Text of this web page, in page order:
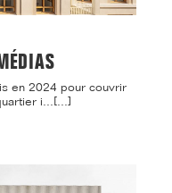
en 2024 pour couvrir
i...[...]